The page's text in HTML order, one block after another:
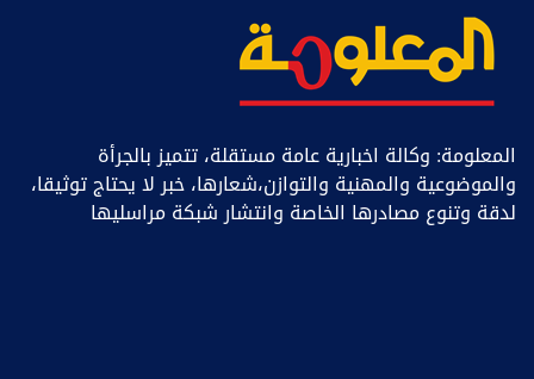
المعلومة: وكالة اخبارية عامة مستقلة، تتميز بالجرأة
والموضوعية والمهنية والتوازن،شعارها، خبر ﻻ يحتاج توثيقا،
لدقة وتنوع مصادرها الخاصة وانتشار شبكة مراسليها